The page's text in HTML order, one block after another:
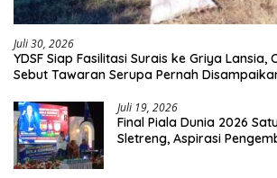
Juli 30, 2026
YDSF Siap Fasilitasi Surais ke Griya
Sebut Tawaran Serupa Pernah
Juli 19, 2026
Final Piala Dunia 2026
Sletreng, Aspirasi